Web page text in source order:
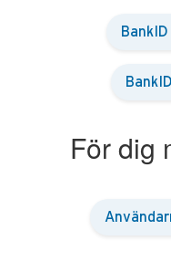
För dig